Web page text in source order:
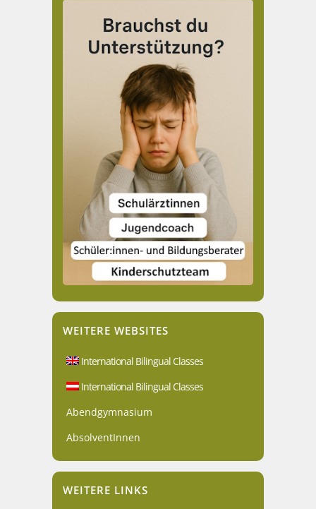
WEITERE WEBSITES
International Bilingual Classes
International Bilingual Classes
Abendgymnasium
AbsolventInnen
WEITERE LINKS